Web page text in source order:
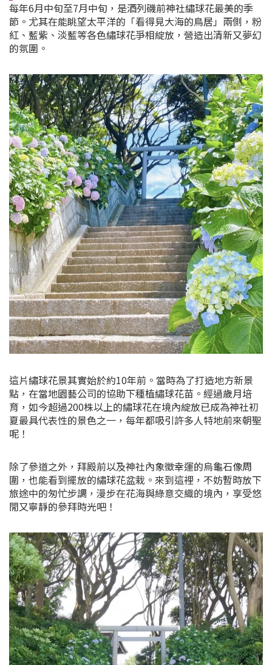
每年6月中旬至7月中旬，是酒列磯前神社繡球花最美的季
節。尤其在能眺望太平洋的「看得見大海的鳥居」兩側，粉
紅、藍紫、淡藍等各色繡球花爭相綻放，營造出清新又夢幻
的氛圍。
這片繡球花景其實始於約10年前。當時為了打造地方新景
點，在當地園藝公司的協助下種植繡球花苗。經過歲月培
育，如今超過200株以上的繡球花在境內綻放已成為神社初
夏最具代表性的景色之一，每年都吸引許多人特地前來朝聖
呢！
除了參道之外，拜殿前以及神社內象徵幸運的烏龜石像周
圍，也能看到擺放的繡球花盆栽。來到這裡，不妨暫時放下
旅途中的匆忙步調，漫步在花海與綠意交織的境內，享受悠
閒又寧靜的參拜時光吧！